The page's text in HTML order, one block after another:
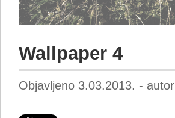
Wallpaper 4
Objavljeno 3.03.2013. - autor